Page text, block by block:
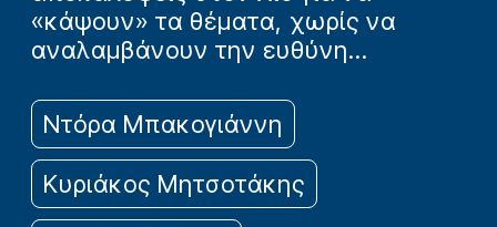
«κάψουν» τα θέματα, χωρίς να
αναλαμβάνουν την ευθύνη…
Ντόρα Μπακογιάννη
Κυριάκος Μητσοτάκης